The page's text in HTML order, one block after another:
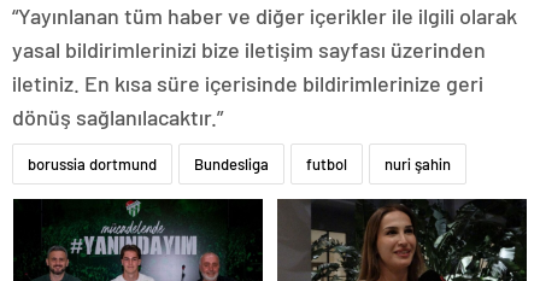
“Yayınlanan tüm haber ve diğer içerikler ile ilgili olarak
yasal bildirimlerinizi bize iletişim sayfası üzerinden
iletiniz. En kısa süre içerisinde bildirimlerinize geri
dönüş sağlanılacaktır.”
borussia dortmund Bundesliga futbol nuri şahin